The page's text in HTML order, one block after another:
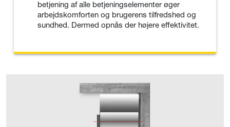
betjening af alle betjeningselementer øger
arbejdskomforten og brugerens tilfredshed og
sundhed. Dermed opnås der højere effektivitet.